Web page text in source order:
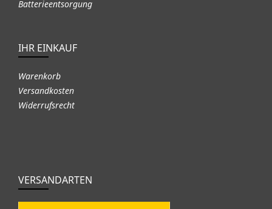
Batterieentsorgung
IHR EINKAUF
Warenkorb
Versandkosten
Widerrufsrecht
VERSANDARTEN